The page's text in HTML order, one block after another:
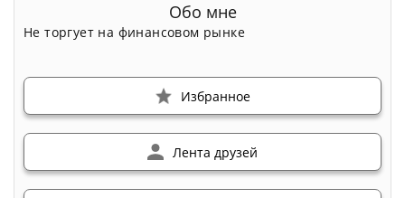
Обо мне
Не торгует на финансовом рынке
Избранное
Лента друзей